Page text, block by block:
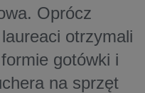
Oprócz
laureaci otrzymali
gotówki i
na sprzęt